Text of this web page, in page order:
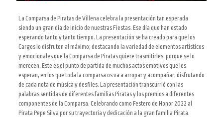
La Comparsa de Piratas de Villena celebra la presentación tan esperada
siendo un gran día de inicio de nuestras Fiestas. Ese día que han estado
esperando tanto y tanto tiempo. La presentación se ha creado para que los
Cargos lo disfruten al máximo; destacando la variedad de elementos artísticos
y emocionales que la Comparsa de Piratas quiere trasmitirles, porque se lo
merecen. Este es el punto de partida de muchos actos emotivos que les
esperan, en los que toda la comparsa os va a arropar y acompañar; disfrutando
de cada nota de música y desfiles. La presentación transcurrió con las
palabras sentidas de diferentes familias Piratas y los premios a diferentes
componentes de la Comparsa. Celebrando como Festero de Honor 2022 al
Pirata Pepe Silva por su trayectoria y dedicación a la gran familia Pirata.